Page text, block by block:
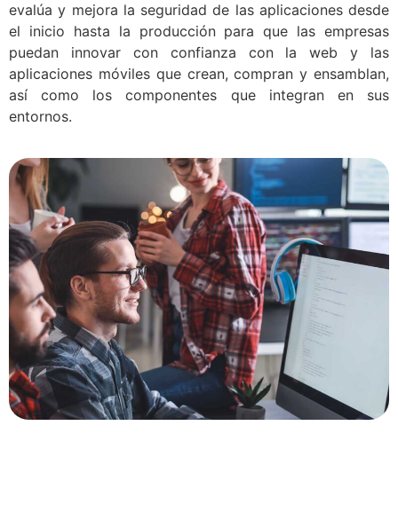
evalúa y mejora la seguridad de las aplicaciones desde
el inicio hasta la producción para que las empresas
puedan innovar con confianza con la web y las
aplicaciones móviles que crean, compran y ensamblan,
así como los componentes que integran en sus
entornos.